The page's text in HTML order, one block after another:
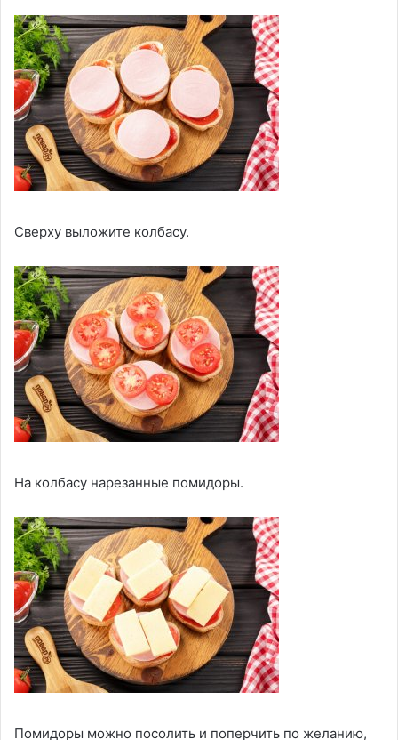
Сверху выложите колбасу.
На колбасу нарезанные помидоры.
Помидоры можно посолить и поперчить по желанию,